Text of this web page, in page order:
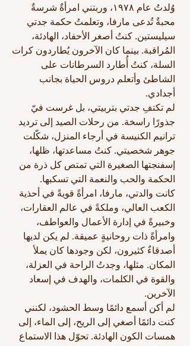
وُلدتُ عام ١٩٧٨، وربتني امرأةٌ شرسةٌ
محبةٌ تُدعى مارفا، وتعلمتُ حكمة جدتي
سيليستين. كنتُ أصغر الأحفاد، الهادئة،
المُراقبة. بينما كان الآخرون يُطاردون كرات
السلة، كنتُ أُطارد السرطانات على
الشاطئ وأتعلم دروس الحياة بجانب
أجدادي.
لم تكتفِ جدتي بتربيتي، بل غرست فيّ
جذورًا راسخة. من رحلات الصيد إلى ترديد
ترانيم الكنيسة في أرجاء المنزل، شكّلت
جوهر شخصيتي. كنتُ مساعدتها، ظلها،
إسفنجتها الصغيرة التي تمتص كل ذرة من
الحكمة والحب والنعمة التي تسكبها.
كانت والدتي، مارفا، امرأةً قويةً في أحذية
الكعب العالي، وملكةً في عالم العقارات،
وخبيرةً في إدارة الأعمال والعواطف،
وامرأةً ذات روحانيةٍ عميقة. لم يكن لديها
أصدقاءٌ كثيرون، لكن وجودها كان يملأ
المكان. مثلها، وجدتُ الراحة في العزلة،
والقوة في الكلمات، والهدف في إسعاد
الآخرين.
لم أكن أسمع دائمًا وسط الحشود، لكنني
كنت دائمًا أصغي إلى الريح، إلى الماء، إلى
همسات الكون الهادئة. تحوّل هذا الاستماع